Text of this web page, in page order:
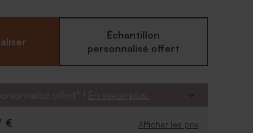
ligne
Échantillon
personnalisé offert
offert* ! En savoir plus.
€ Afficher les prix